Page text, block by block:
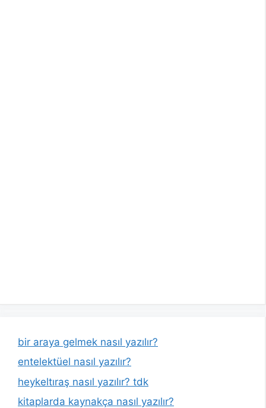
bir araya gelmek nasıl yazılır?
entelektüel nasıl yazılır?
heykeltıraş nasıl yazılır? tdk
kitaplarda kaynakça nasıl yazılır?